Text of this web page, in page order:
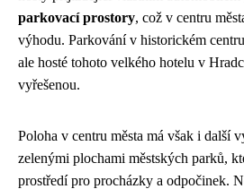
parkovací prostory, což v centru
výhodu. Parkování v historickém
ale hosté tohoto velkého hotelu v
vyřešenou.
Poloha v centru města má však i další
zelenými plochami městských parků,
prostředí pro procházky a odpočinek.